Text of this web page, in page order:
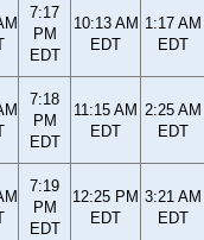
7:17
PM
EDT
10:13 AM
EDT
1:17 AM
EDT
7:18
PM
EDT
11:15 AM
EDT
2:25 AM
EDT
7:19
PM
EDT
12:25 PM
EDT
3:21 AM
EDT